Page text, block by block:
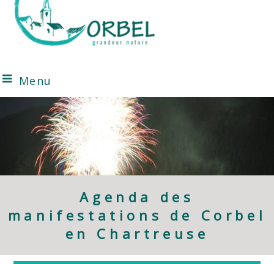
Menu
Agenda des
manifestations de Corbel
en Chartreuse